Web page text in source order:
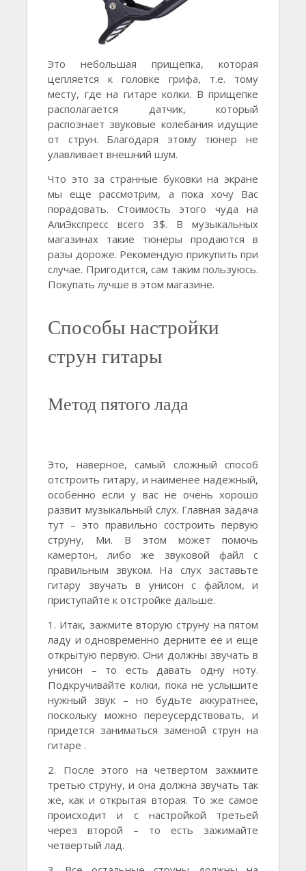
Это небольшая прищепка, которая
цепляется к головке грифа, т.е. тому
месту, где на гитаре колки. В прищепке
располагается датчик, который
распознает звуковые колебания идущие
от струн. Благодаря этому тюнер не
улавливает внешний шум.
Что это за странные буковки на экране
мы еще рассмотрим, а пока хочу Вас
порадовать. Стоимость этого чуда на
АлиЭкспресс всего 3$. В музыкальных
магазинах такие тюнеры продаются в
разы дороже. Рекомендую прикупить при
случае. Пригодится, сам таким пользуюсь.
Покупать лучше в этом магазине.
Способы настройки
струн гитары
Метод пятого лада
Это, наверное, самый сложный способ
отстроить гитару, и наименее надежный,
особенно если у вас не очень хорошо
развит музыкальный слух. Главная задача
тут – это правильно состроить первую
струну, Ми. В этом может помочь
камертон, либо же звуковой файл с
правильным звуком. На слух заставьте
гитару звучать в унисон с файлом, и
приступайте к отстройке дальше.
1. Итак, зажмите вторую струну на пятом
ладу и одновременно дерните ее и еще
открытую первую. Они должны звучать в
унисон – то есть давать одну ноту.
Подкручивайте колки, пока не услышите
нужный звук – но будьте аккуратнее,
поскольку можно переусердствовать, и
придется заниматься заменой струн на
гитаре .
2. После этого на четвертом зажмите
третью струну, и она должна звучать так
же, как и открытая вторая. То же самое
происходит и с настройкой третьей
через второй – то есть зажимайте
четвертый лад.